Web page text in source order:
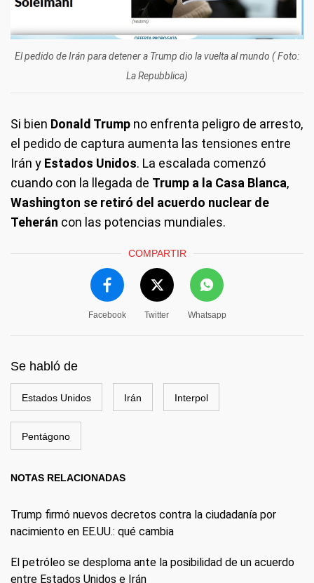
El pedido de Irán para detener a Trump dio la vuelta al mundo ( Foto:
La Repubblica)
Si bien Donald Trump no enfrenta peligro de arresto,
el pedido de captura aumenta las tensiones entre
Irán y Estados Unidos. La escalada comenzó
cuando con la llegada de Trump a la Casa Blanca,
Washington se retiró del acuerdo nuclear de
Teherán con las potencias mundiales.
COMPARTIR
Facebook Twitter Whatsapp
Se habló de
Estados Unidos Irán Interpol
Pentágono
NOTAS RELACIONADAS
Trump firmó nuevos decretos contra la ciudadanía por
nacimiento en EE.UU.: qué cambia
El petróleo se desploma ante la posibilidad de un acuerdo
entre Estados Unidos e Irán